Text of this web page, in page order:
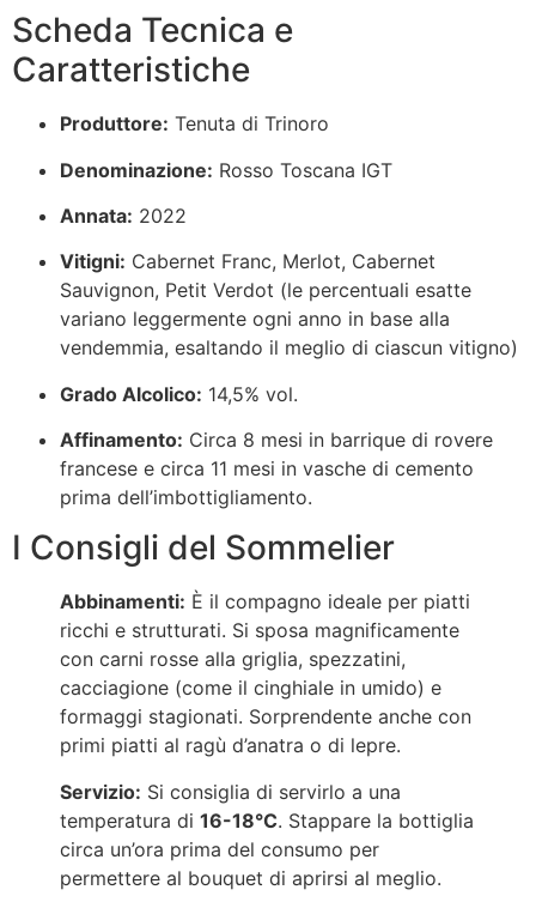
Scheda Tecnica e
Caratteristiche
Produttore: Tenuta di Trinoro
Denominazione: Rosso Toscana IGT
Annata: 2022
Vitigni: Cabernet Franc, Merlot, Cabernet
Sauvignon, Petit Verdot (le percentuali esatte
variano leggermente ogni anno in base alla
vendemmia, esaltando il meglio di ciascun vitigno)
Grado Alcolico: 14,5% vol.
Affinamento: Circa 8 mesi in barrique di rovere
francese e circa 11 mesi in vasche di cemento
prima dell’imbottigliamento.
I Consigli del Sommelier
Abbinamenti: È il compagno ideale per piatti
ricchi e strutturati. Si sposa magnificamente
con carni rosse alla griglia, spezzatini,
cacciagione (come il cinghiale in umido) e
formaggi stagionati. Sorprendente anche con
primi piatti al ragù d’anatra o di lepre.
Servizio: Si consiglia di servirlo a una
temperatura di 16-18°C. Stappare la bottiglia
circa un’ora prima del consumo per
permettere al bouquet di aprirsi al meglio.